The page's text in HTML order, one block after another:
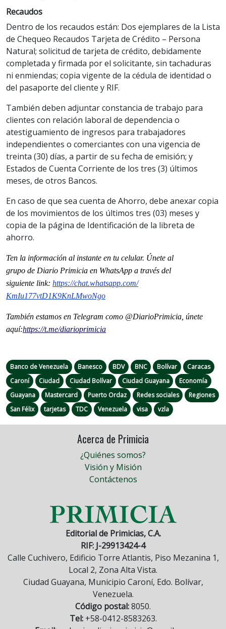
Recaudos
Dentro de los recaudos están: Dos ejemplares de la Lista
de Chequeo Recaudos Tarjeta de Crédito – Persona
Natural; solicitud de tarjeta de crédito, debidamente
completada y firmada por el solicitante, sin tachaduras
ni enmiendas; copia vigente de la cédula de identidad o
del pasaporte del cliente y RIF.
También deben adjuntar constancia de trabajo para
clientes con relación laboral de dependencia o
atestiguamiento de ingresos para trabajadores
independientes o comerciantes con una vigencia de
treinta (30) días, a partir de su fecha de emisión; y
Estados de Cuenta Corriente de los tres (3) últimos
meses, de otros Bancos.
En caso de que sea cuenta de Ahorro, debe anexar copia
de los movimientos de los últimos tres (03) meses y
copia de la página de Identificación de la libreta de
ahorro.
Ten la información al instante en tu celular. Únete al
grupo de Diario Primicia en WhatsApp a través del
siguiente link: https://chat.whatsapp.com/
KmIu177vtD1K9KnLMwoNgo
También estamos en Telegram como @DiarioPrimicia, únete
aquí:https://t.me/diarioprimicia
Banco de Venezuela Banesco BDV BNC Bolívar
Caracas
Caroní
Ciudad Ciudad Bolívar Ciudad Guayana
Economía
Guayana
Mastercard Puerto Ordaz Redes sociales
Regiones
San Félix
tarjetas TDC Venezuela visa vzla
Acerca de Primicia
¿Quiénes somos?
Visión y Misión
Contáctenos
Editorial de Primicias, C.A.
RIF: J-29913424-4
Calle Cuchivero, Edificio Torre Atlantis, Piso Mezanina 1,
Local 2, Zona Alta Vista.
Ciudad Guayana, Municipio Caroní, Edo. Bolívar,
Venezuela.
Código postal:8050.
Tel:+58-0412-8583263.